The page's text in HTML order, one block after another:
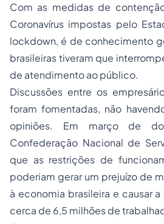
Com as medidas de
Coronavírus impostas pelo
lockdown, é de conhecimento
brasileiras tiveram que
de atendimento ao público.
Discussões entre os
foram fomentadas, não
opiniões. Em março de
Confederação Nacional de
que as restrições de
poderiam gerar um prejuízo de
à economia brasileira e causar
cerca de 6,5 milhões de